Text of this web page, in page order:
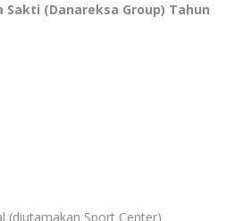
(Danareksa Group) Tahun
(diutamakan Sport Center)